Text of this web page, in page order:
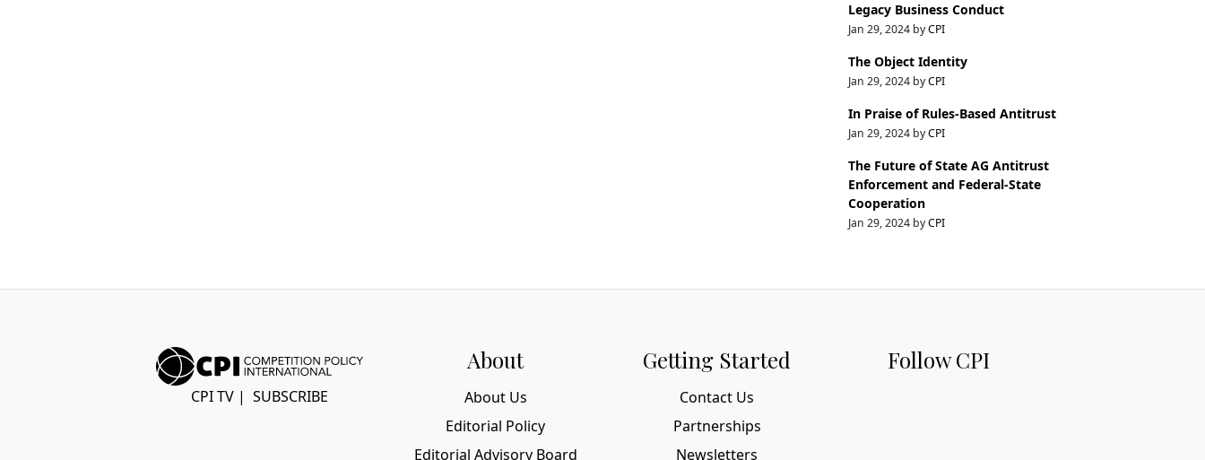
Legacy Business Conduct
Jan 29, 2024 byCPI
The Object Identity
Jan 29, 2024 byCPI
In Praise of Rules-Based Antitrust
Jan 29, 2024 byCPI
The Future of State AG Antitrust
Enforcement and Federal-State
Cooperation
Jan 29, 2024 byCPI
CPI TV | SUBSCRIBE
About
About Us
Editorial Policy
Editorial Advisory Board
Getting Started
Contact Us
Partnerships
Newsletters
Follow CPI